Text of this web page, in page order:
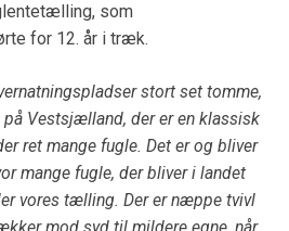
som
for 12. år i træk.
stort set tomme,
Vestsjælland, der er en klassisk
ret mange fugle. Det er og bliver
mange fugle, der bliver i landet
vores tælling. Der er næppe tvivl